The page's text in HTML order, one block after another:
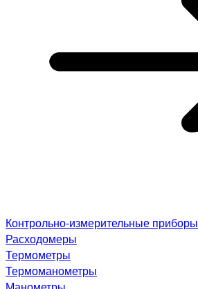
Контрольно-измерительные приборы
Расходомеры
Термометры
Термоманометры